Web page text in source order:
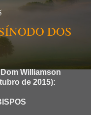
DOS
Williamson
de 2015):